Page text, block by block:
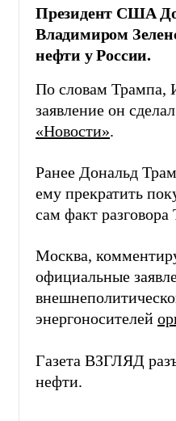
Президент США
Владимиром
нефти у России.
По словам Трампа,
заявление он
«Новости».
Ранее Дональд
ему прекратить
сам факт
Москва,
официальные
энергоносителей
Газета ВЗГЛЯД
нефти.